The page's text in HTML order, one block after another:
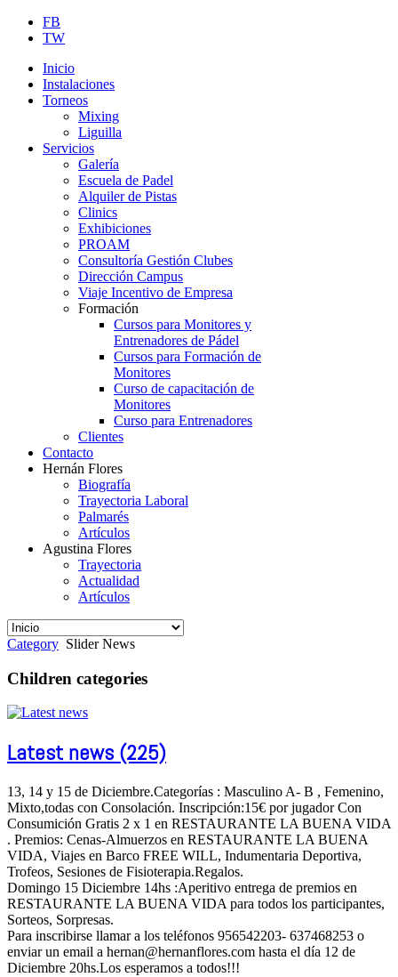
FB
TW
Inicio
Instalaciones
Torneos
Mixing
Liguilla
Servicios
Galería
Escuela de Padel
Alquiler de Pistas
Clinics
Exhibiciones
PROAM
Consultoría Gestión Clubes
Dirección Campus
Viaje Incentivo de Empresa
Formación
Cursos para Monitores y
Entrenadores de Pádel
Cursos para Formación de
Monitores
Curso de capacitación de
Monitores
Curso para Entrenadores
Clientes
Contacto
Hernán Flores
Biografía
Trayectoria Laboral
Palmarés
Artículos
Agustina Flores
Trayectoria
Actualidad
Artículos
Category Slider News
Children categories
Latest news (225)
13, 14 y 15 de Diciembre.Categorías : Masculino A- B , Femenino,
Mixto,todas con Consolación. Inscripción:15€ por jugador Con
Consumición Gratis 2 x 1 en RESTAURANTE LA BUENA VIDA
. Premios: Cenas-Almuerzos en RESTAURANTE LA BUENA
VIDA, Viajes en Barco FREE WILL, Indumentaria Deportiva,
Trofeos, Sesiones de Fisioterapia.Regalos.
Domingo 15 Diciembre 14hs :Aperitivo entrega de premios en
RESTAURANTE LA BUENA VIDA para todos los participantes,
Sorteos, Sorpresas.
Para inscribirse llamar a los teléfonos 956542203- 637468253 o
enviar un email a hernan@hernanflores.com hasta el día 12 de
Diciembre 20hs.Los esperamos a todos!!!